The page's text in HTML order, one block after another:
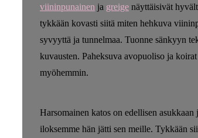
viininpunainen ja greige näyttäisivät
tykkään kovasti siitä miten hehkuva
syvyyttä ja tunnelmaa. Tuonne sänkyyn
kuvausten. Paheksuva avopuoliso ja
myöhemmin.
Harsomainen katos on edellisen
iloksemme hän jätti sen meille. Tykkään